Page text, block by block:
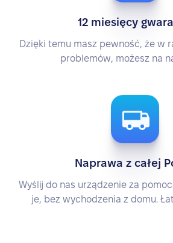
12 miesięcy
Dzięki temu masz pewność, że w
problemów, możesz na
Naprawa z całej
Wyślij do nas urządzenie za
je, bez wychodzenia z domu.